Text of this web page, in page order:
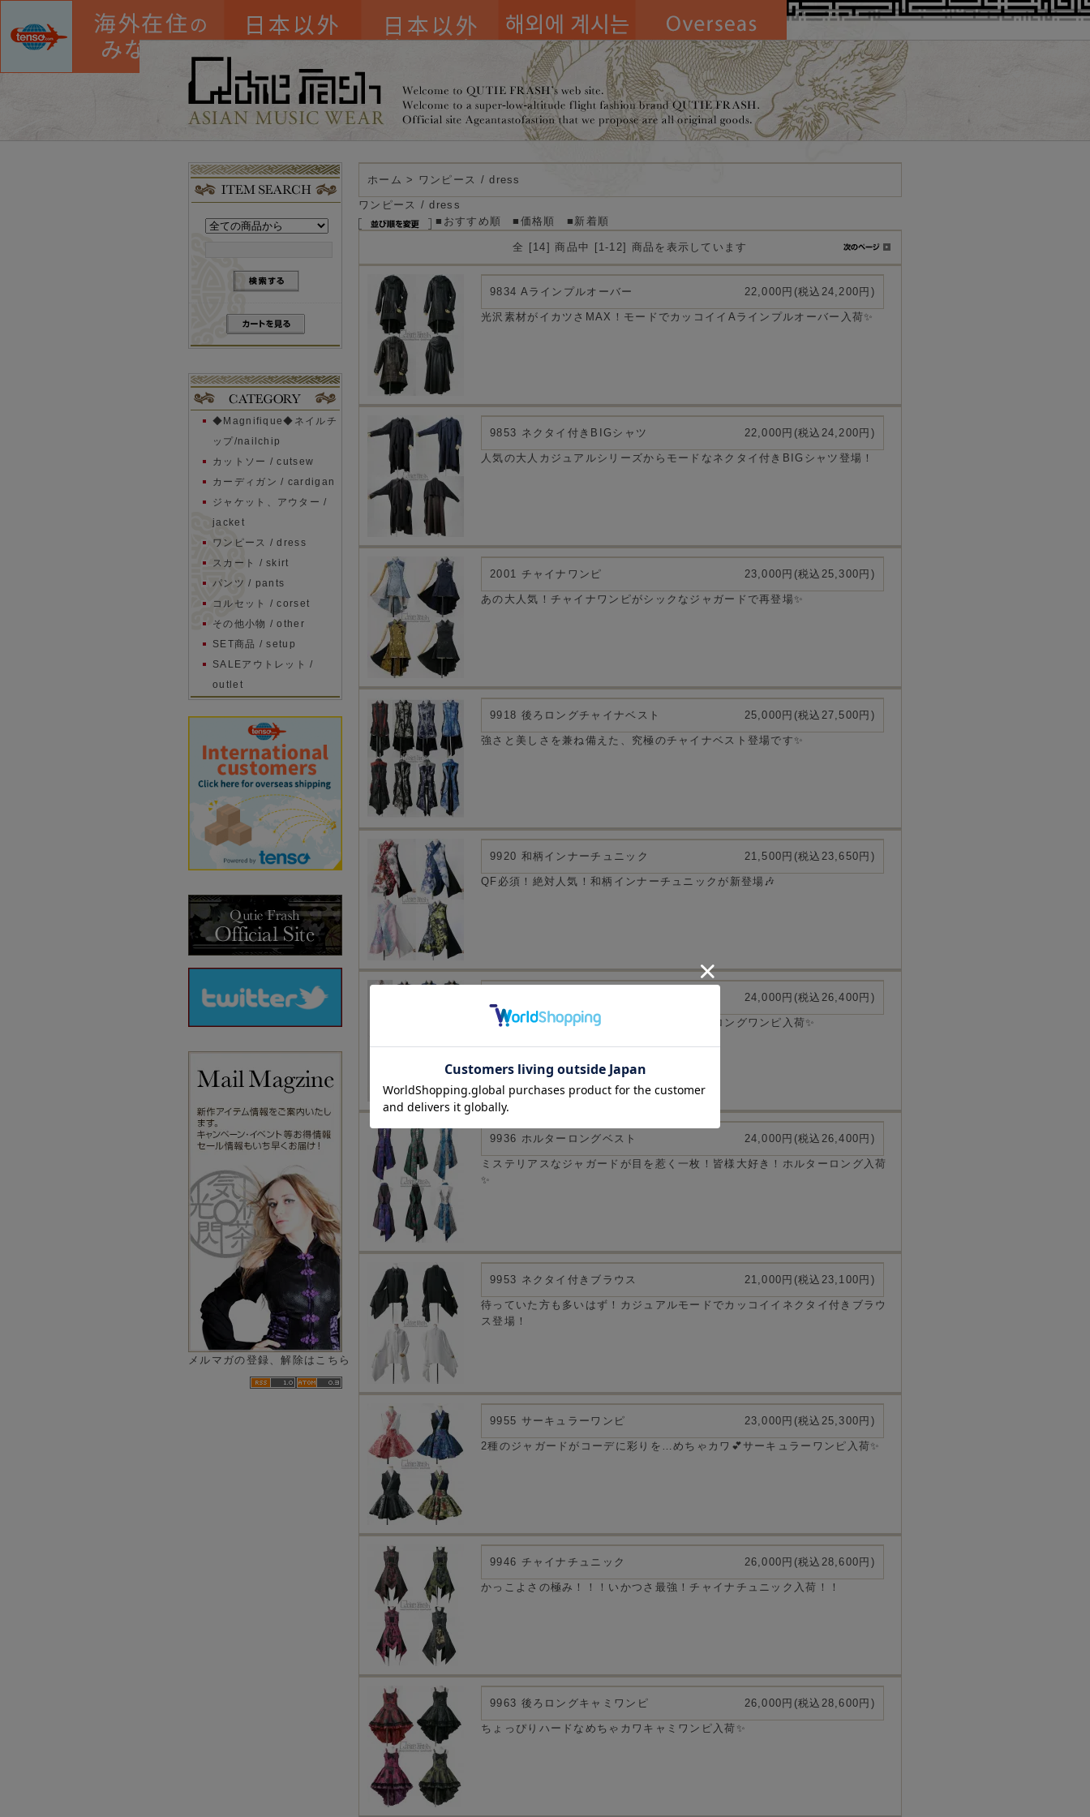
ホーム > ワンピース / dress
ワンピース / dress
■おすすめ順
■価格順 ■新着順
全 [14] 商品中 [1-12] 商品を表示しています
9834 Aラインプルオーバー 22,000円(税込24,200円)
光沢素材がイカツさMAX！モードでカッコイイAラインプルオーバー入荷✨
9853 ネクタイ付きBIGシャツ 22,000円(税込24,200円)
人気の大人カジュアルシリーズからモードなネクタイ付きBIGシャツ登場！
2001 チャイナワンピ 23,000円(税込25,300円)
あの大人気！チャイナワンピがシックなジャガードで再登場✨
9918 後ろロングチャイナベスト 25,000円(税込27,500円)
強さと美しさを兼ね備えた、究極のチャイナベスト登場です✨
9920 和柄インナーチュニック 21,500円(税込23,650円)
QF必須！絶対人気！和柄インナーチュニックが新登場🎶
24,000円(税込26,400円)
煌びやかで美しく・・・絶対正義！チャイナロングワンピ入荷✨
9936 ホルターロングベスト 24,000円(税込26,400円)
ミステリアスなジャガードが目を惹く一枚！皆様大好き！ホルターロング入荷
✨
9953 ネクタイ付きブラウス 21,000円(税込23,100円)
待っていた方も多いはず！カジュアルモードでカッコイイネクタイ付きブラウ
ス登場！
9955 サーキュラーワンピ 23,000円(税込25,300円)
2種のジャガードがコーデに彩りを…めちゃカワ💕サーキュラーワンピ入荷✨
9946 チャイナチュニック 26,000円(税込28,600円)
かっこよさの極み！！！いかつさ最強！チャイナチュニック入荷！！
9963 後ろロングキャミワンピ 26,000円(税込28,600円)
ちょっぴりハードなめちゃカワキャミワンピ入荷✨
◆Magnifique◆ネイルチ
ップ/nailchip
カットソー / cutsew
カーディガン / cardigan
ジャケット、アウター /
jacket
ワンピース / dress
スカート / skirt
パンツ / pants
コルセット / corset
その他小物 / other
SET商品 / setup
SALEアウトレット /
outlet
メルマガの登録、解除はこちら